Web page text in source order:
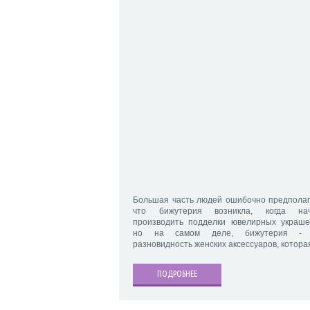
Большая часть людей ошибочно
что бижутерия возникла, когда
производить подделки ювелирных
но на самом деле, бижутерия -
разновидность женских аксессуаров,
ПОДРОБНЕЕ